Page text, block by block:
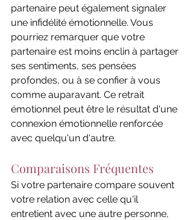
partenaire peut également signaler
une infidélité émotionnelle. Vous
pourriez remarquer que votre
partenaire est moins enclin à partager
ses sentiments, ses pensées
profondes, ou à se confier à vous
comme auparavant. Ce retrait
émotionnel peut être le résultat d'une
connexion émotionnelle renforcée
avec quelqu'un d'autre.
Comparaisons Fréquentes
Si votre partenaire compare souvent
votre relation avec celle qu'il
entretient avec une autre personne,